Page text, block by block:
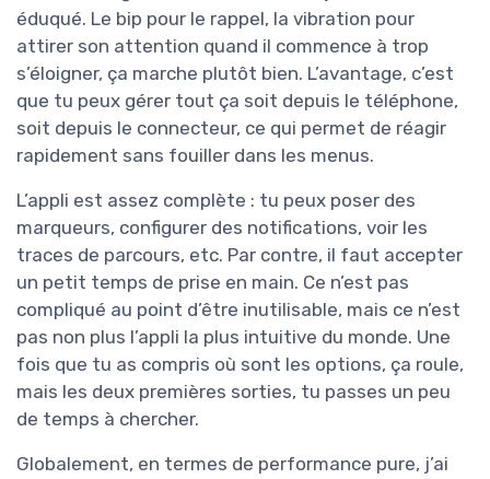
éduqué. Le bip pour le rappel, la vibration pour
attirer son attention quand il commence à trop
s’éloigner, ça marche plutôt bien. L’avantage, c’est
que tu peux gérer tout ça soit depuis le téléphone,
soit depuis le connecteur, ce qui permet de réagir
rapidement sans fouiller dans les menus.
L’appli est assez complète : tu peux poser des
marqueurs, configurer des notifications, voir les
traces de parcours, etc. Par contre, il faut accepter
un petit temps de prise en main. Ce n’est pas
compliqué au point d’être inutilisable, mais ce n’est
pas non plus l’appli la plus intuitive du monde. Une
fois que tu as compris où sont les options, ça roule,
mais les deux premières sorties, tu passes un peu
de temps à chercher.
Globalement, en termes de performance pure, j’ai